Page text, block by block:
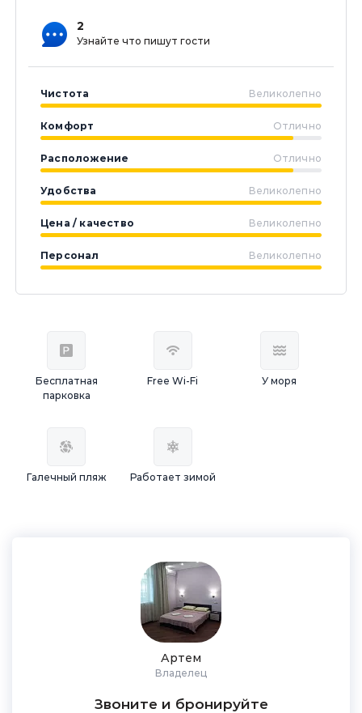
2
Узнайте что пишут гости
Чистота Великолепно
Комфорт Отлично
Расположение Отлично
Удобства Великолепно
Цена / качество Великолепно
Персонал Великолепно
Бесплатная
парковка
Free Wi-Fi У моря
Галечный пляж Работает зимой
Артем
Владелец
Звоните и бронируйте